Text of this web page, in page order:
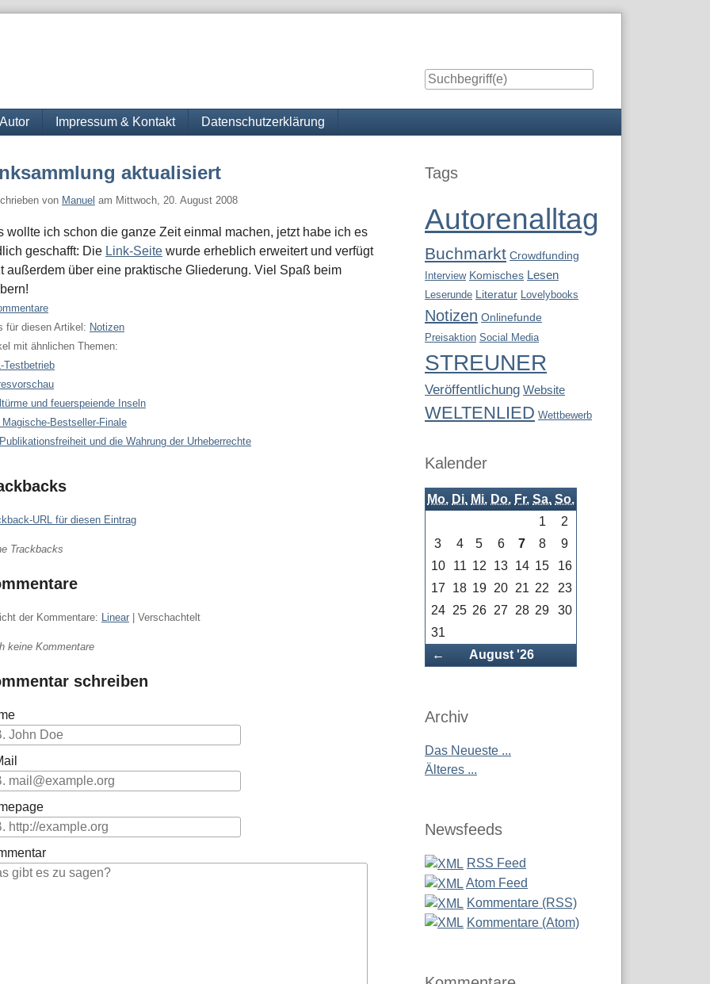
Autor Impressum & Kontakt Datenschutzerklärung
aktualisiert
von Manuel am Mittwoch, 20. August 2008
wollte ich schon die ganze Zeit einmal machen, jetzt habe ich es
geschafft: Die Link-Seite wurde erheblich erweitert und verfügt
außerdem über eine praktische Gliederung. Viel Spaß beim
für diesen Artikel: Notizen
mit ähnlichen Themen:
Testbetrieb
und feuerspeiende Inseln
Magische-Bestseller-Finale
und die Wahrung der Urheberrechte
URL für diesen Eintrag
Trackbacks
der Kommentare: Linear | Verschachtelt
keine Kommentare
schreiben
Seitenleiste
Tags
Autorenalltag
Buchmarkt Crowdfunding
Interview Komisches Lesen
Leserunde Literatur Lovelybooks
Notizen Onlinefunde
Preisaktion Social Media
STREUNER
Veröffentlichung Website
WELTENLIED Wettbewerb
Kalender
Mo. Di. Mi. Do. Fr. Sa. So.
← ZurückAugust '26
1
2
3
4 5 6 7 8
9
10
11 12 13 14 15
16
17
18 19 20 21 22
23
24
25 26 27 28 29
30
31
Archiv
Das Neueste ...
Älteres ...
Newsfeeds
RSS Feed
Atom Feed
Kommentare (RSS)
Kommentare (Atom)